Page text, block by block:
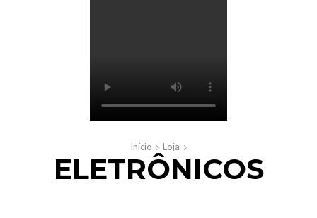
Início Loja
ELETRÔNICOS